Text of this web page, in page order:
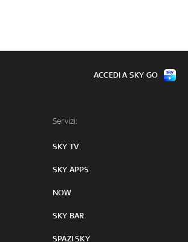
Servizi:
SKY TV
SKY APPS
NOW
SKY BAR
SPAZI SKY
ACCEDI A SKY GO